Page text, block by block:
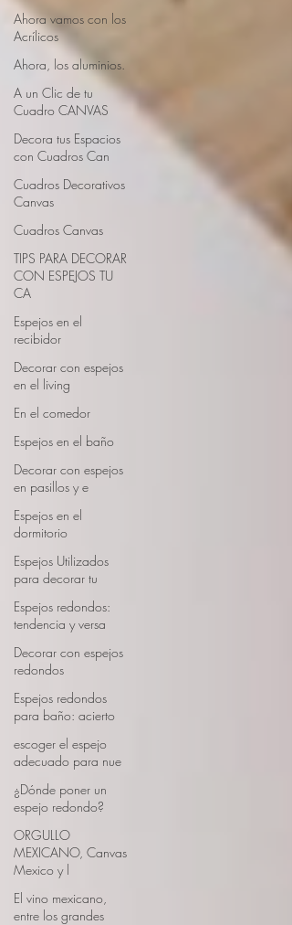
Ahora vamos con los
Acrílicos
Ahora, los aluminios.
A un Clic de tu
Cuadro CANVAS
Decora tus Espacios
con Cuadros Can
Cuadros Decorativos
Canvas
Cuadros Canvas
TIPS PARA DECORAR
CON ESPEJOS TU
CA
Espejos en el
recibidor
Decorar con espejos
en el living
En el comedor
Espejos en el baño
Decorar con espejos
en pasillos y e
Espejos en el
dormitorio
Espejos Utilizados
para decorar tu
Espejos redondos:
tendencia y versa
Decorar con espejos
redondos
Espejos redondos
para baño: acierto
escoger el espejo
adecuado para nue
¿Dónde poner un
espejo redondo?
ORGULLO
MEXICANO, Canvas
Mexico y l
El vino mexicano,
entre los grandes